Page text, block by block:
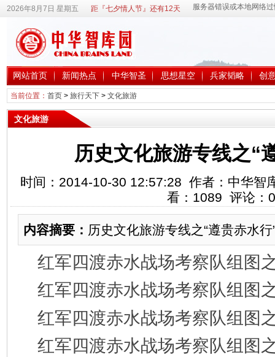
2026年8月7日 星期五 距『七夕情人节』还有12天
网站首页 新闻热点 中华智圣 思想星空 兵家韬略 创
当前位置： 首页> 旅行天下> 文化旅游
文化旅游
历史文化旅游专线之“
时间：2014-10-30 12:57:28 作者：中华智
看： 1089 评论： 0
内容摘要： 历史文化旅游专线之“遵贵赤水行
红军四渡赤水战场考察队组图
红军四渡赤水战场考察队组图
红军四渡赤水战场考察队组图
红军四渡赤水战场考察队组图